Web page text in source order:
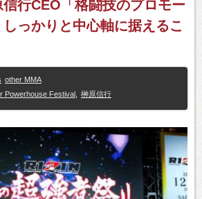
行CEO「格闘技のプロモー
っかりと中心軸に据えるこ
other MMA
Powerhouse Festival
榊原信行